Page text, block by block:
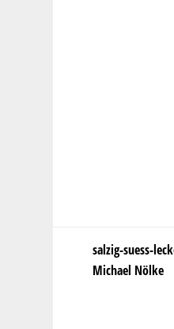
salzig-suess-
Michael Nölke